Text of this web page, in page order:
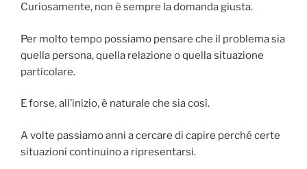
Curiosamente, non è sempre la domanda giusta.
Per molto tempo possiamo pensare che il problema sia
quella persona, quella relazione o quella situazione
particolare.
E forse, all’inizio, è naturale che sia così.
A volte passiamo anni a cercare di capire perché certe
situazioni continuino a ripresentarsi.